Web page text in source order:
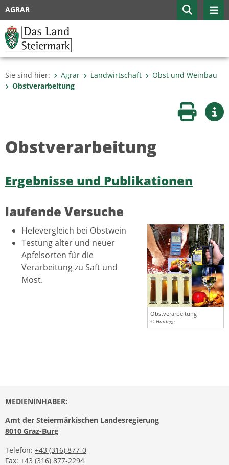
AGRAR
Sie sind hier: Agrar Landwirtschaft
Obst und Weinbau
Obstverarbeitung
Seite
Obstverarbeitung
Ergebnisse und Publikationen
laufende Versuche
Obstverarbeitung
© Haidegg
Hefevergleich bei Obstwein
Testung alter und neuer
Apfelsorten für die
Verarbeitung zu Saft und
Most.
MEDIENINHABER:
Amt der Steiermärkischen Landesregierung
8010 Graz-Burg
Telefon: +43 (316) 877-0
Fax: +43 (316) 877-2294